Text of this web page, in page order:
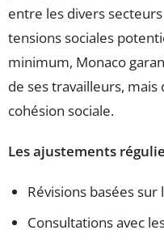
entre les divers
tensions sociales
minimum, Monaco
de ses travailleurs,
cohésion sociale.
Les ajustements
Révisions basées sur
Consultations avec